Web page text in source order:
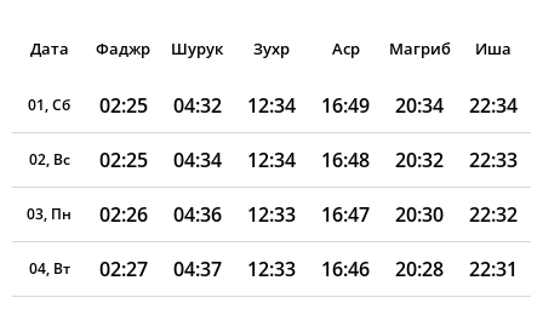
Дата Фаджр Шурук Зухр Аср Магриб Иша
01, Сб 02:25 04:32 12:34 16:49 20:34 22:34
02, Вс 02:25 04:34 12:34 16:48 20:32 22:33
03, Пн 02:26 04:36 12:33 16:47 20:30 22:32
04, Вт 02:27 04:37 12:33 16:46 20:28 22:31